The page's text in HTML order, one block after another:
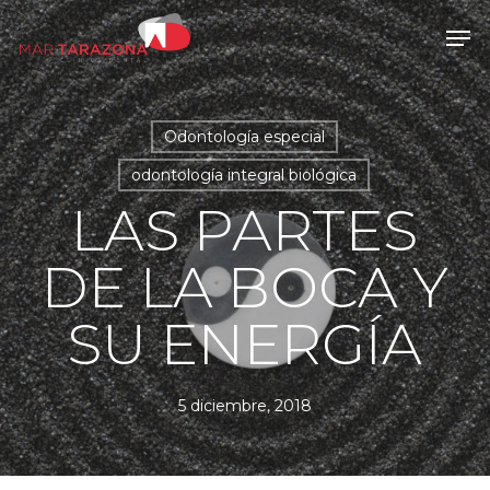
Skip
to
main
content
Odontología especial
odontología integral biológica
LAS PARTES
DE LA BOCA Y
SU ENERGÍA
5 diciembre, 2018